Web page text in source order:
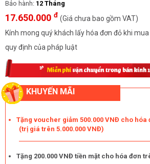
Motor lõi đồng hạn chế được sự cố
Motor cuốn đồng 100%, cho phép
tục mà ít bị nóng cũng như ít gặp
Ứng dụng đa dạng
Máy bơm hơi khí nén Palada PA-75200
nhiều lĩnh vực khác nhau như:
Ngành sửa chữa và bảo dưỡng xe:
lốp xe, cung cấp khí nén cho các
bulong,...
Bảo hành: 12 Tháng
17.650.000 đ (Giá chưa bao gồm VAT)
Kính mong quý khách lấy hóa đơn đỏ khi
quy định của pháp luật
KHUYẾN MÃI
Tặng voucher giảm 500.000 VNĐ cho
(trị giá trên 5.000.000 VNĐ)
Tặng 200.000 VNĐ tiền mặt cho hóa đơn